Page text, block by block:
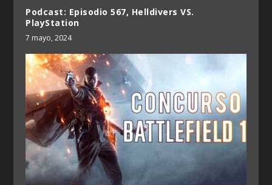
Podcast: Episodio 567, Helldivers VS.
PlayStation
7 mayo, 2024